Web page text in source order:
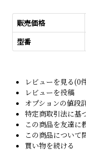
販売価格
型番
レビューを見る(0
レビューを投稿
オプションの値段
特定商取引法に基
この商品を友達に
この商品について
買い物を続ける